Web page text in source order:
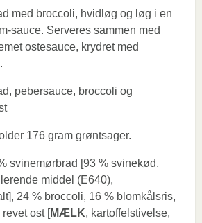
med broccoli, hvidløg og løg i en
sauce. Serveres sammen med
ostesauce, krydret med
pebersauce, broccoli og
176 gram grøntsager.
svinemørbrad [93 % svinekød,
middel (E640),
24 % broccoli, 16 % blomkålsris,
ost [MÆLK, kartoffelstivelse,